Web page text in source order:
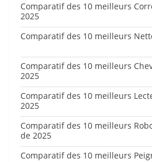
Comparatif des 10 meilleurs
2025
Comparatif des 10 meilleurs
Comparatif des 10 meilleurs
2025
Comparatif des 10 meilleurs
2025
Comparatif des 10 meilleurs
de 2025
Comparatif des 10 meilleurs